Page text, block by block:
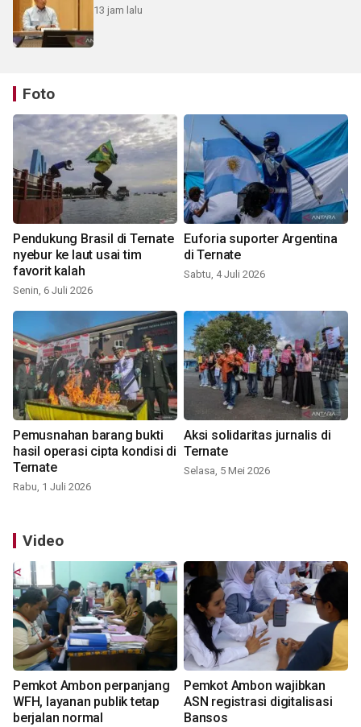
13 jam lalu
Foto
Pendukung Brasil di Ternate
nyebur ke laut usai tim
favorit kalah
Senin, 6 Juli 2026
Euforia suporter Argentina
di Ternate
Sabtu, 4 Juli 2026
Pemusnahan barang bukti
hasil operasi cipta kondisi di
Ternate
Rabu, 1 Juli 2026
Aksi solidaritas jurnalis di
Ternate
Selasa, 5 Mei 2026
Video
Pemkot Ambon perpanjang
WFH, layanan publik tetap
berjalan normal
Pemkot Ambon wajibkan
ASN registrasi digitalisasi
Bansos